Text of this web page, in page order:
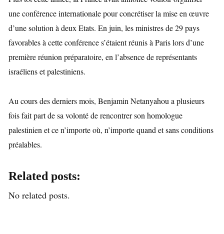
une conférence internationale pour concrétiser la mise en œuvre
d’une solution à deux Etats. En juin, les ministres de 29 pays
favorables à cette conférence s’étaient réunis à Paris lors d’une
première réunion préparatoire, en l’absence de représentants
israéliens et palestiniens.
Au cours des derniers mois, Benjamin Netanyahou a plusieurs
fois fait part de sa volonté de rencontrer son homologue
palestinien et ce n’importe où, n’importe quand et sans conditions
préalables.
Related posts:
No related posts.